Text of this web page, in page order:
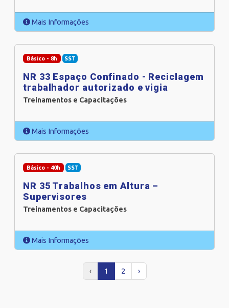
Mais Informações
Básico - 8h SST
NR 33 Espaço Confinado - Reciclagem
trabalhador autorizado e vigia
Treinamentos e Capacitações
Mais Informações
Básico - 40h SST
NR 35 Trabalhos em Altura –
Supervisores
Treinamentos e Capacitações
Mais Informações
‹ 1 2 ›